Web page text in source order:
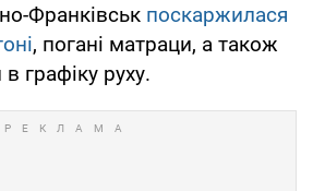
Франківськ поскаржилася
, погані матраци, а також
графіку руху.